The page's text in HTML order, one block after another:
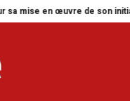
initiative legislative.